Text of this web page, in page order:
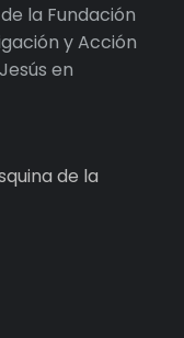
la Fundación
y Acción
en
de la